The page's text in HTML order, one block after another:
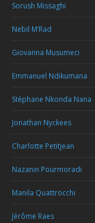
Sorush Missaghi
Nebil M’Rad
Giovanna Musumeci
Emmanuel Ndikumana
Stéphane Nkonda Nana
Jonathan Nyckees
Charlotte Petitjean
Nazanin Pourmoradi
Manila Quattrocchi
Jérôme Raes